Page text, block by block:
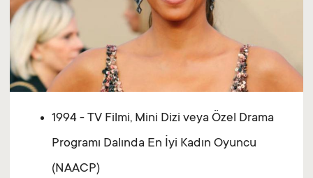
1994 - TV Filmi, Mini Dizi veya Özel Drama
Programı Dalında En İyi Kadın Oyuncu
(NAACP)